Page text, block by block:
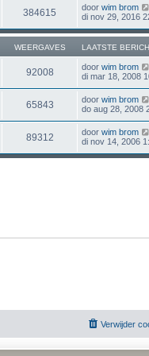
384615 door wim brom
di nov 29, 2016
WEERGAVES LAATSTE
92008 door wim brom
di mar 18, 2008
65843 door wim brom
do aug 28, 2008
89312 door wim brom
di nov 14, 2006
Verwijder